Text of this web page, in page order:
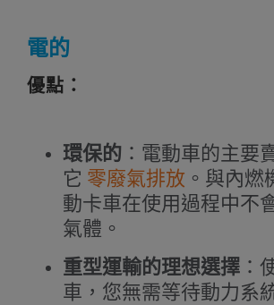
電的
優點：
環保的：電動車的主要
它 零廢氣排放 。與內燃
動卡車在使用過程中不
氣體。
重型運輸的理想選擇：
車，您無需等待動力系